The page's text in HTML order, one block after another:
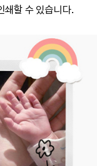
쇄할 수 있습니다.